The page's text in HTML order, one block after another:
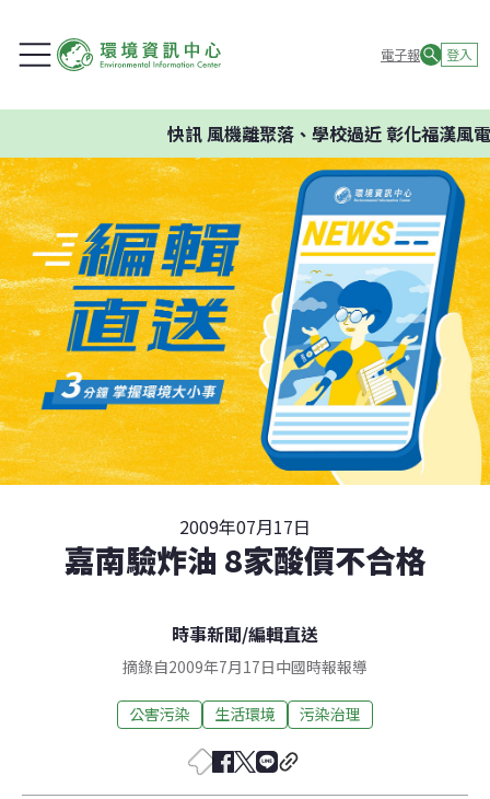
電子報 登入
快訊風機離聚落、學校過近 彰化福漢風電
2009年07月17日
嘉南驗炸油 8家酸價不合格
時事新聞/編輯直送
摘錄自2009年7月17日中國時報報導
公害污染 生活環境 污染治理